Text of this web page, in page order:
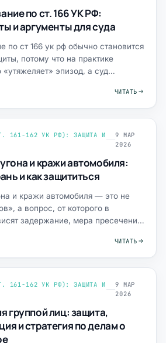
по ст. 166 УК РФ:
и аргументы для суда
по ст 166 ук рф обычно становится
потому что на практике
«утяжеляет» эпизод, а суд
ЧИТАТЬ
161-162 УК РФ): ЗАЩИТА И
9 МАР
2026
и кражи автомобиля:
и как защититься
и кражи автомобиля — это не
а вопрос, от которого в
задержание, мера пресечения
ЧИТАТЬ
161-162 УК РФ): ЗАЩИТА И
9 МАР
2026
группой лиц: защита,
и стратегия по делам о